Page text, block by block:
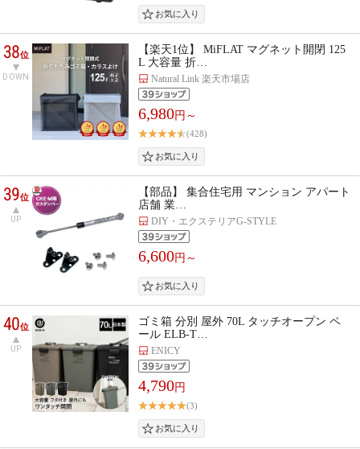
38位
DOWN
【楽天1位】 MiFLAT マグネット開閉 125
L 大容量 折…
Natural Link 楽天市場店
6,980円～
(428)
39位
UP
【部品】 集合住宅用 マンション アパート
店舗 業…
DIY・エクステリアG-STYLE
6,600円～
40位
UP
ゴミ箱 分別 屋外 70L タッチオープン ペ
ール ELB-T…
ENICY
4,790円
(3)